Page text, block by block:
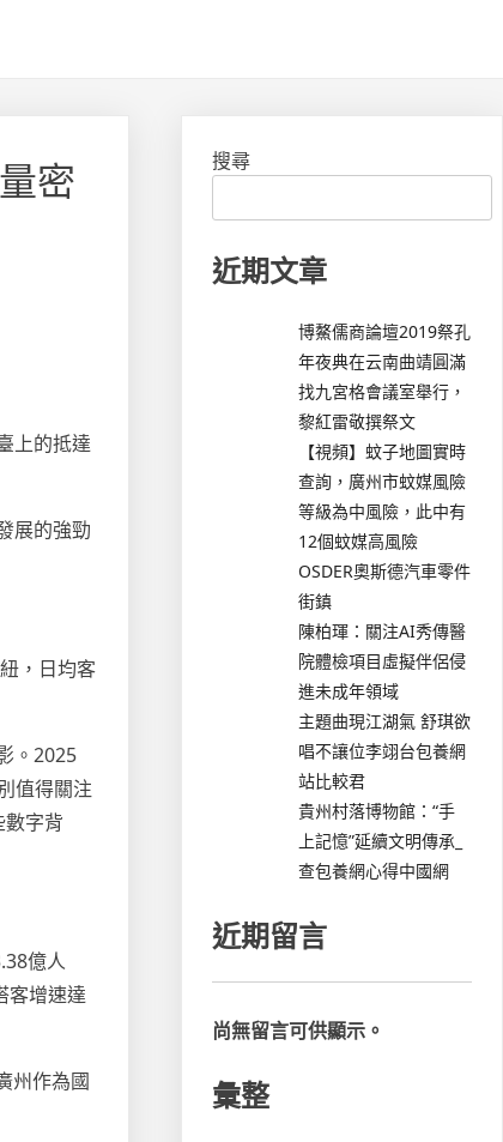
密
上的抵達
展的強勁
，日均客
。2025
值得關注
字背
億人
客增速達
州作為國
搜尋
近期文章
博鰲儒商論壇2019祭孔
年夜典在云南曲靖圓滿
找九宮格會議室舉行，
黎紅雷敬撰祭文
【視頻】蚊子地圖實時
查詢，廣州市蚊媒風險
等級為中風險，此中有
12個蚊媒高風險
OSDER奧斯德汽車零件
街鎮
陳柏琿：關注AI秀傳醫
院體檢項目虛擬伴侶侵
進未成年領域
主題曲現江湖氣 舒琪欲
唱不讓位李翊台包養網
站比較君
貴州村落博物館：“手
上記憶”延續文明傳承_
查包養網心得中國網
近期留言
尚無留言可供顯示。
彙整